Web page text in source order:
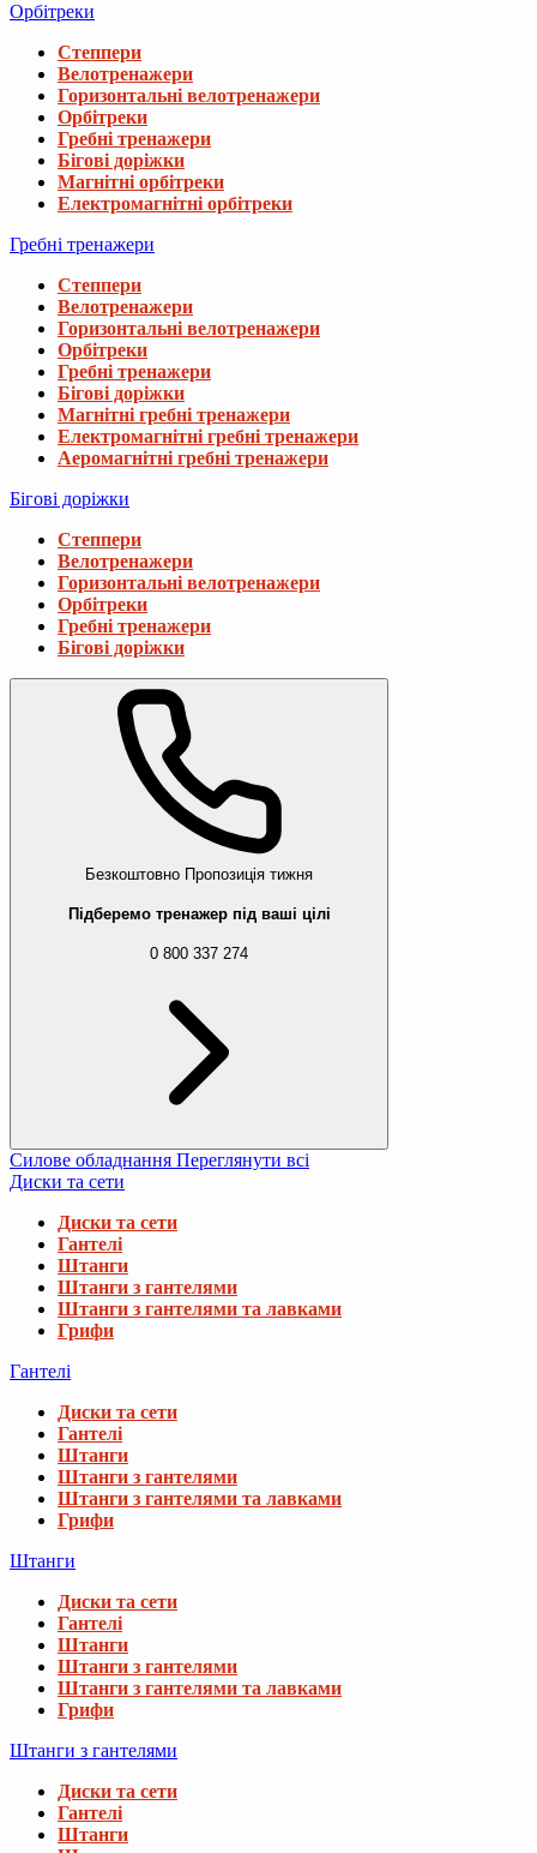
Орбітреки
Степпери
Велотренажери
Горизонтальні велотренажери
Орбітреки
Гребні тренажери
Бігові доріжки
Магнітні орбітреки
Електромагнітні орбітреки
Гребні тренажери
Степпери
Велотренажери
Горизонтальні велотренажери
Орбітреки
Гребні тренажери
Бігові доріжки
Магнітні гребні тренажери
Електромагнітні гребні тренажери
Аеромагнітні гребні тренажери
Бігові доріжки
Степпери
Велотренажери
Горизонтальні велотренажери
Орбітреки
Гребні тренажери
Бігові доріжки
Безкоштовно Пропозиція тижня
Підберемо тренажер під ваші цілі
0 800 337 274
Силове обладнання Переглянути всі
Диски та сети
Диски та сети
Гантелі
Штанги
Штанги з гантелями
Штанги з гантелями та лавками
Грифи
Гантелі
Диски та сети
Гантелі
Штанги
Штанги з гантелями
Штанги з гантелями та лавками
Грифи
Штанги
Диски та сети
Гантелі
Штанги
Штанги з гантелями
Штанги з гантелями та лавками
Грифи
Штанги з гантелями
Диски та сети
Гантелі
Штанги